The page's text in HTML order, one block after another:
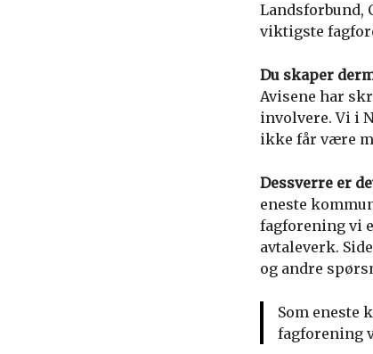
Landsforbund,
viktigste
Du skaper
Avisene har
involvere. Vi i
ikke får være
Dessverre er
eneste
fagforening vi
avtaleverk.
og andre
Som eneste
fagforening